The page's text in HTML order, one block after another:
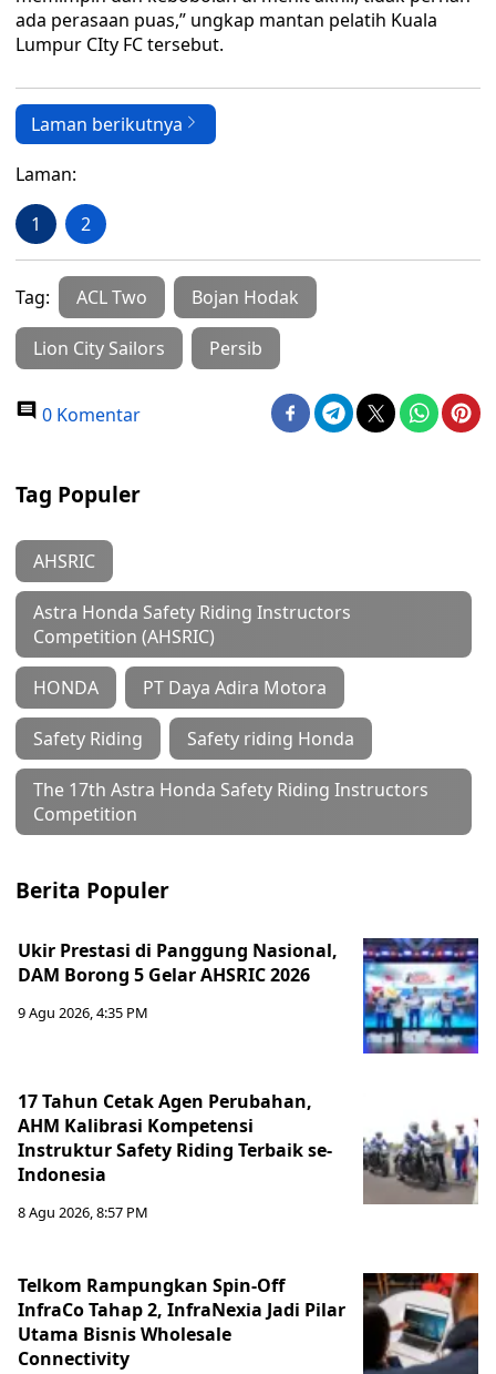
ada perasaan puas,” ungkap mantan pelatih Kuala
Lumpur CIty FC tersebut.
Laman berikutnya
Laman:
1 2
Tag: ACL Two Bojan Hodak
Lion City Sailors Persib
0 Komentar
Tag Populer
AHSRIC
Astra Honda Safety Riding Instructors
Competition (AHSRIC)
HONDA PT Daya Adira Motora
Safety Riding Safety riding Honda
The 17th Astra Honda Safety Riding Instructors
Competition
Berita Populer
Ukir Prestasi di Panggung Nasional,
DAM Borong 5 Gelar AHSRIC 2026
9 Agu 2026, 4:35 PM
17 Tahun Cetak Agen Perubahan,
AHM Kalibrasi Kompetensi
Instruktur Safety Riding Terbaik se-
Indonesia
8 Agu 2026, 8:57 PM
Telkom Rampungkan Spin-Off
InfraCo Tahap 2, InfraNexia Jadi Pilar
Utama Bisnis Wholesale
Connectivity